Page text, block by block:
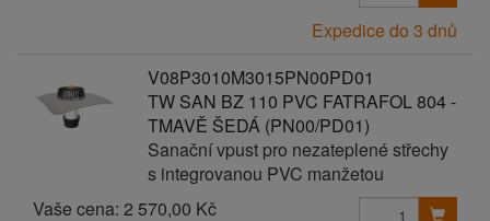
Expedice do 3 dnů
V08P3010M3015PN00PD01
TW SAN BZ 110 PVC FATRAFOL 804 -
TMAVĚ ŠEDÁ (PN00/PD01)
Sanační vpust pro nezateplené střechy
s integrovanou PVC manžetou
Vaše cena: 2 570,00 Kč